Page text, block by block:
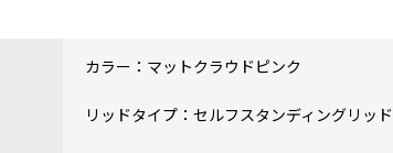
カラー：マットクラウドピンク
リッドタイプ：セルフスタンディングリッド